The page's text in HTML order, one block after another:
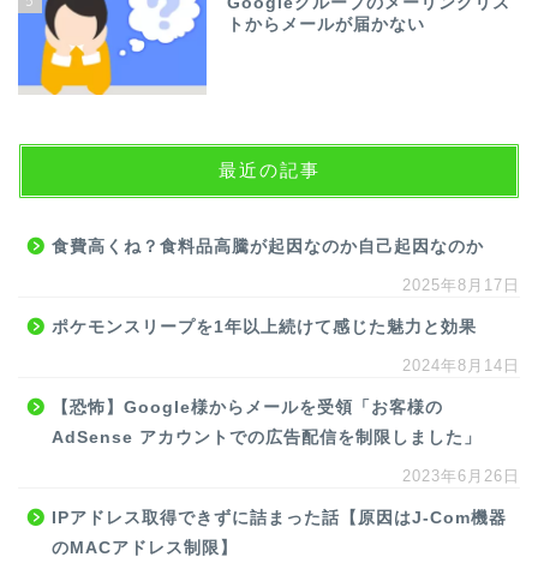
トからメールが届かない
最近の記事
食費高くね？食料品高騰が起因なのか自己起因なのか
2025年8月17日
ポケモンスリープを1年以上続けて感じた魅力と効果
2024年8月14日
【恐怖】Google様からメールを受領「お客様の
AdSense アカウントでの広告配信を制限しました」
2023年6月26日
IPアドレス取得できずに詰まった話【原因はJ-Com機器
のMACアドレス制限】